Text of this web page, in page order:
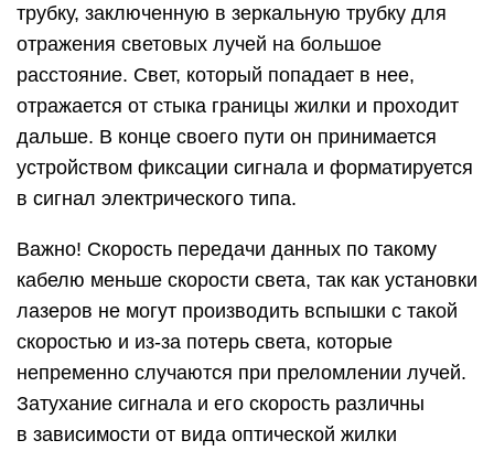
трубку, заключенную в зеркальную трубку для
отражения световых лучей на большое
расстояние. Свет, который попадает в нее,
отражается от стыка границы жилки и проходит
дальше. В конце своего пути он принимается
устройством фиксации сигнала и форматируется
в сигнал электрического типа.
Важно! Скорость передачи данных по такому
кабелю меньше скорости света, так как установки
лазеров не могут производить вспышки с такой
скоростью и из-за потерь света, которые
непременно случаются при преломлении лучей.
Затухание сигнала и его скорость различны
в зависимости от вида оптической жилки